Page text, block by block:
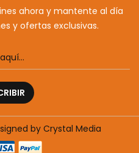
ahora y mantente al día
y ofertas exclusivas.
by Crystal Media